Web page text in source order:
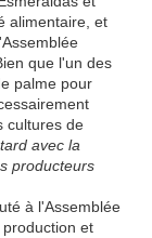
alimentaire, et
que l'un des
palme pour
cultures de
avec la
producteurs
à l'Assemblée
et